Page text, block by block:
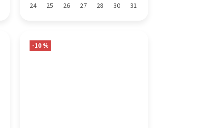
24 25 26 27 28 30 31
-10 %